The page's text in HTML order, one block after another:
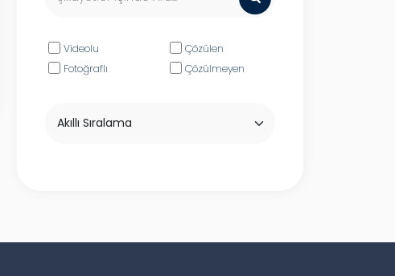
Videolu
Çözülen
Fotoğraflı
Çözülmeyen